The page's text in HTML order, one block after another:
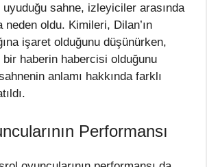
uyuduğu sahne, izleyiciler arasında
neden oldu. Kimileri, Dilan’ın
işaret olduğunu düşünürken,
haberin habercisi olduğunu
anlamı hakkında farklı
Performansı